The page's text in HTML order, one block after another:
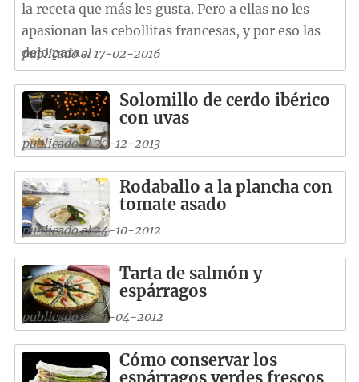
la receta que más les gusta. Pero a ellas no les
apasionan las cebollitas francesas, y por eso las
dejo para...
publicado el 17-02-2016
Solomillo de cerdo ibérico
con uvas
publicado el 20-12-2013
Rodaballo a la plancha con
tomate asado
publicado el 24-10-2012
Tarta de salmón y
espárragos
publicado el 20-04-2012
Cómo conservar los
espárragos verdes frescos